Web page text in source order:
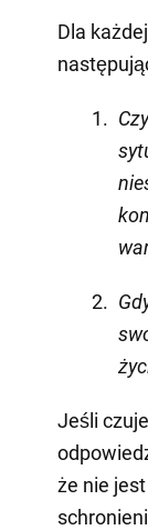
Dla
Jeśli
że nie